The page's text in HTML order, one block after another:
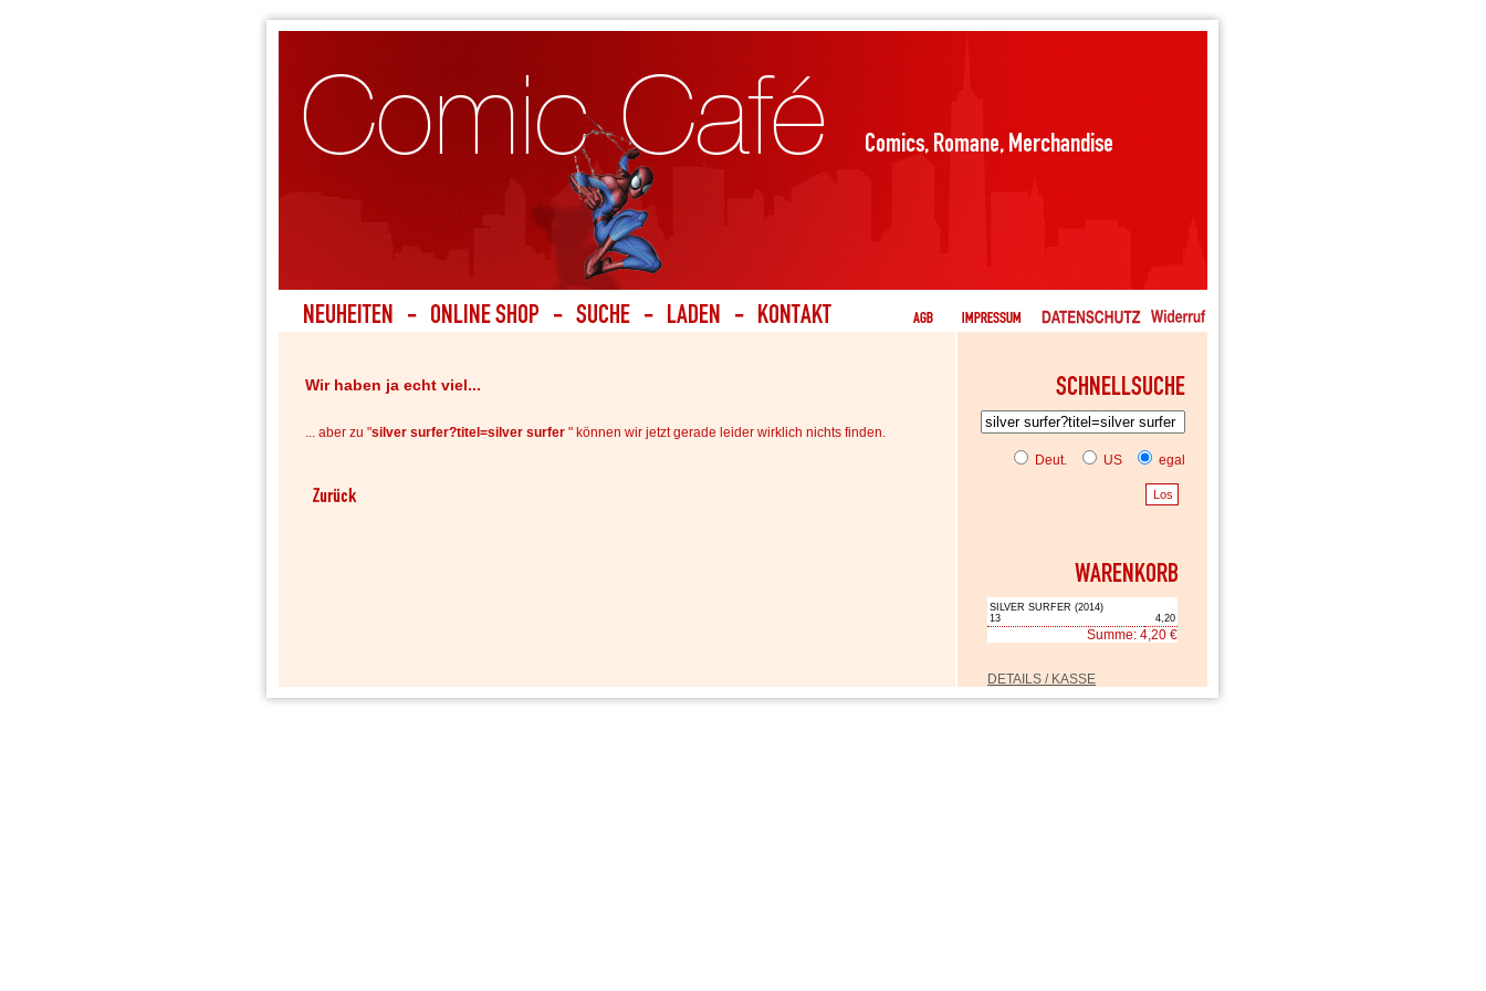
Wir haben ja echt viel...
... aber zu "silver surfer?titel=silver surfer " können wir jetzt gerade leider wirklich nichts finden.
Deut.
US egal
SILVER SURFER (2014)
13
4,20
Summe: 4,20 €
DETAILS / KASSE